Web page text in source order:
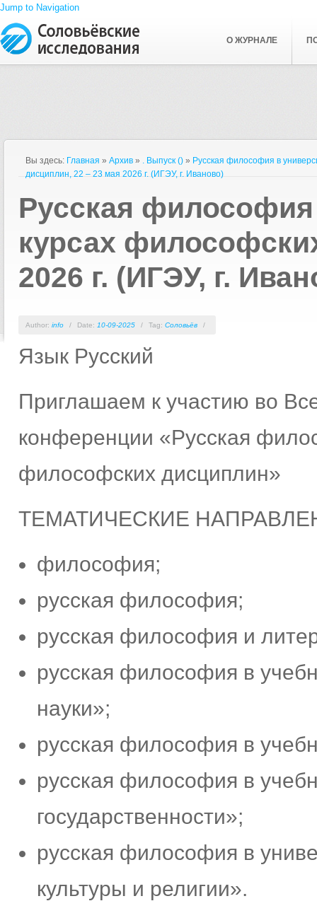
Jump to Navigation
О ЖУРНАЛЕ
Вы здесь: Главная » Архив » . Выпуск () » Русская философия в
дисциплин, 22 – 23 мая 2026 г. (ИГЭУ, г. Иваново)
Русская философия
курсах
2026 г. (ИГЭУ, г.
Author: info / Date: 10-09-2025 / Tag: Соловьёв /
Язык Русский
Приглашаем к участию во
конференции «Русская
философских дисциплин»
ТЕМАТИЧЕСКИЕ
философия;
русская философия;
русская философия и
русская философия в
науки»;
русская философия в
русская философия в
государственности»;
русская философия в
культуры и религии».